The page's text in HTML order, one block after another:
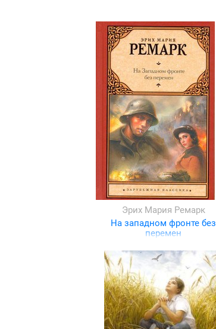
Эрих Мария Ремарк
На западном фронте без
перемен